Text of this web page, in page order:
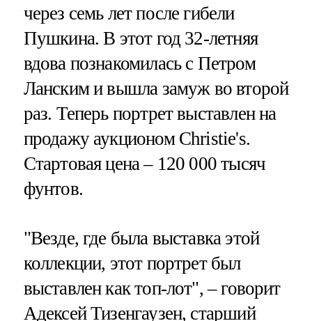
через семь лет после гибели
Пушкина. В этот год 32-летняя
вдова познакомилась с Петром
Ланским и вышла замуж во второй
раз. Теперь портрет выставлен на
продажу аукционом Christie's.
Стартовая цена – 120 000 тысяч
фунтов.
"Везде, где была выставка этой
коллекции, этот портрет был
выставлен как топ-лот", – говорит
Адексей Тизенгаузен, старший